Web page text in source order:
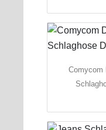
Comycom